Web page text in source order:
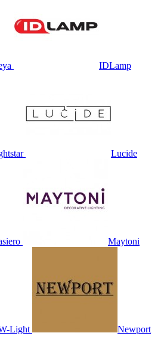
IDLamp
Lucide
Maytoni
Light Newport